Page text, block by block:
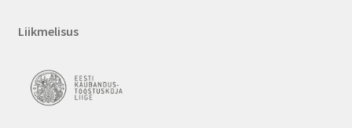
Liikmelisus